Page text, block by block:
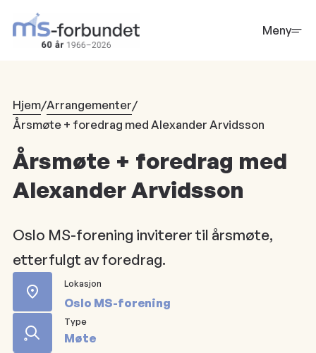
hovedinnhold
Meny
Hjem/Arrangementer/
Årsmøte + foredrag med Alexander Arvidsson
Årsmøte + foredrag med
Alexander Arvidsson
Oslo MS-forening inviterer til årsmøte,
etterfulgt av foredrag.
Lokasjon
Oslo MS-forening
Type
Møte